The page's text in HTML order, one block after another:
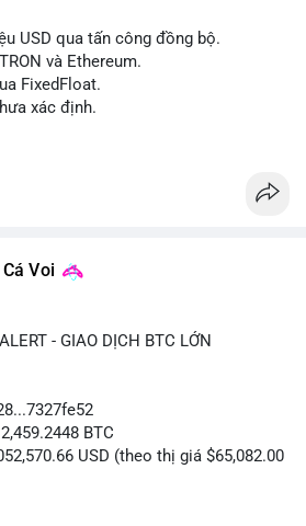
USD qua tấn công đồng bộ.
và Ethereum.
FixedFloat.
xác định.
Voi
- GIAO DỊCH BTC LỚN
BTC
USD (theo thị giá $65,082.00